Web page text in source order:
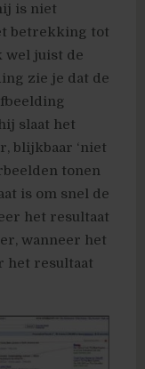
is niet
betrekking tot
wel juist de
zie je dat de
slaat het
blijkbaar ‘niet
tonen
is om snel de
het resultaat
wanneer het
het resultaat